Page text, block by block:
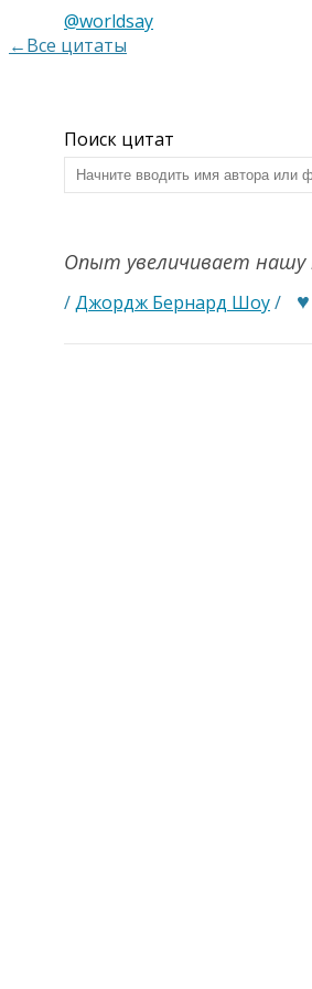
@worldsay
←Все цитаты
Поиск цитат
Опыт увеличивает нашу
/Джордж Бернард Шоу/ ♥